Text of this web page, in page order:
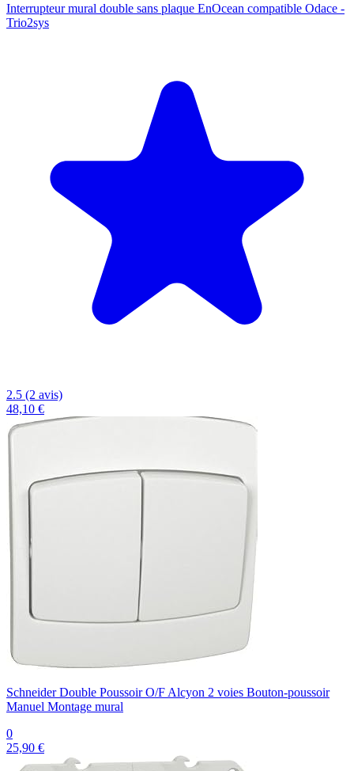
Interrupteur mural double sans plaque EnOcean compatible Odace -
Trio2sys
2.5 (2 avis)
48,10 €
Schneider Double Poussoir O/F Alcyon 2 voies Bouton-poussoir
Manuel Montage mural
0
25,90 €